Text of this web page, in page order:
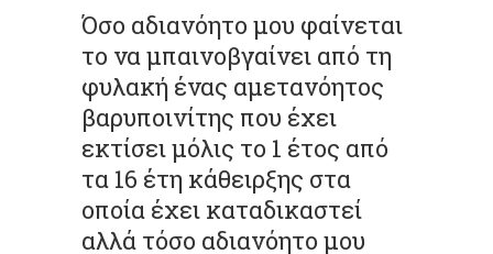
Όσο αδιανόητο μου φαίνεται
το να μπαινοβγαίνει από τη
φυλακή ένας αμετανόητος
βαρυποινίτης που έχει
εκτίσει μόλις το 1 έτος από
τα 16 έτη κάθειρξης στα
οποία έχει καταδικαστεί
αλλά τόσο αδιανόητο μου